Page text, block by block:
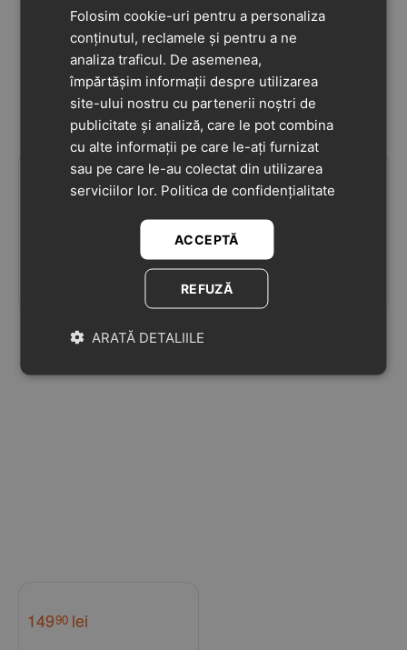
lei
Pantofi de interior din
piele naturala, talpa din
piele antiderapanta,
13990 lei
Pantofi de interior din
piele naturala, talpa din
piele intoarsa, UFO,
Liliputi
0.0
ÎN STOC
14990 lei
Folosim cookie-uri pentru a personaliza
conținutul, reclamele și pentru a ne
analiza traficul. De asemenea,
împărtășim informații despre utilizarea
site-ului nostru cu partenerii noștri de
publicitate și analiză, care le pot combina
cu alte informații pe care le-ați furnizat
sau pe care le-au colectat din utilizarea
serviciilor lor. Politica de confidențialitate
ACCEPTĂ
REFUZĂ
ARATĂ DETALIILE